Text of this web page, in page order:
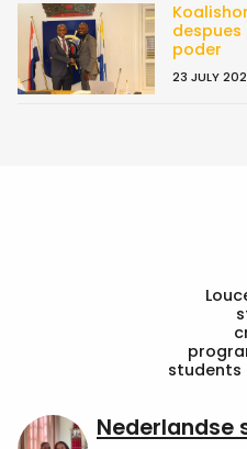
poder
23 JULY
students
Nederlandse